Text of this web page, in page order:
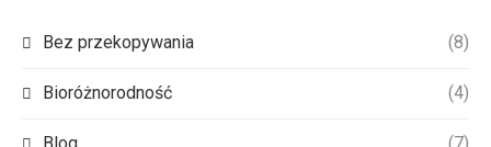
Bez przekopywania (8)
Bioróżnorodność (4)